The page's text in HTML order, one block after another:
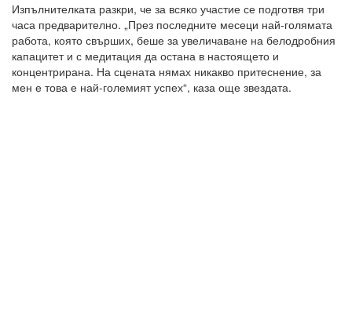
Изпълнителката разкри, че за всяко участие се подготвя три
часа предварително. „През последните месеци най-голямата
работа, която свърших, беше за увеличаване на белодробния
капацитет и с медитация да остана в настоящето и
концентрирана. На сцената нямах никакво притеснение, за
мен е това е най-големият успех“, каза още звездата.